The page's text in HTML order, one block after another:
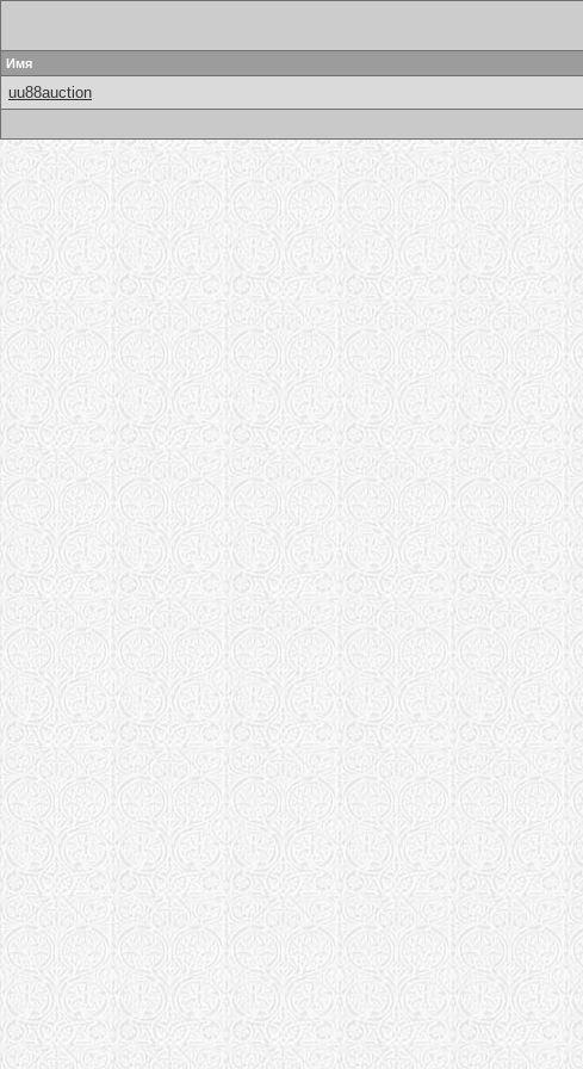
Имя
uu88auction